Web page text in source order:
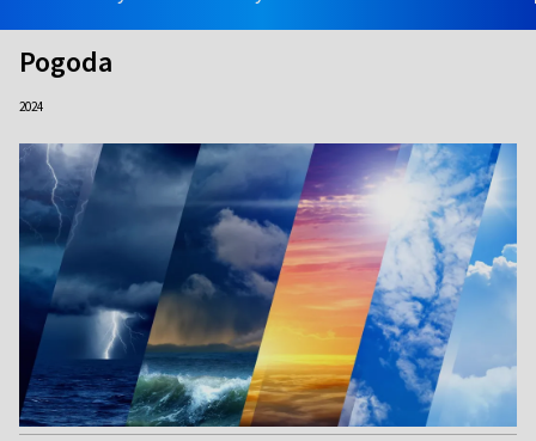
Pogoda
2024